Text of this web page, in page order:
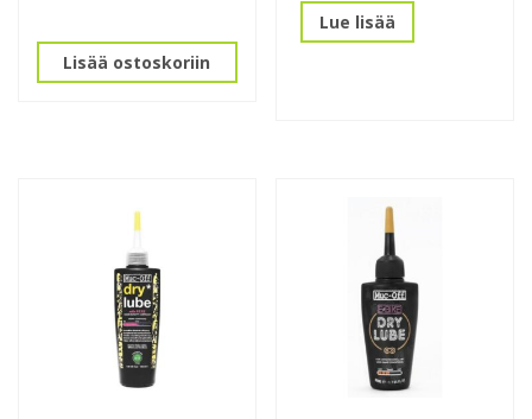
Lisää ostoskoriin
Lue lisää